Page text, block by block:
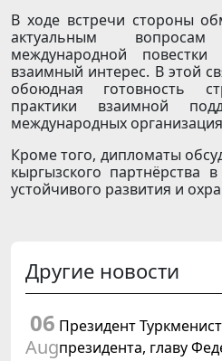
В ходе встречи стороны
актуальным
международной
взаимный интерес. В этой
обоюдная готовность
практики взаимной
международных
Кроме того, дипломаты
кыргызского партнёрства
устойчивого развития и
Другие новости
06
Aug
Президент
президента, главу